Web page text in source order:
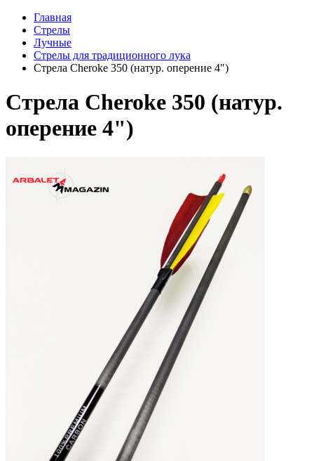
Главная
Стрелы
Лучные
Стрелы для традиционного лука
Стрела Cheroke 350 (натур. оперение 4")
Стрела Cheroke 350 (натур.
оперение 4")